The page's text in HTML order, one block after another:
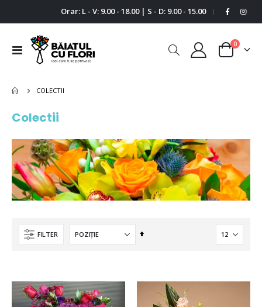
Orar: L - V: 9.00 - 18.00 | S - D: 9.00 - 15.00 |
Comutare
Cart
0
COLECTII
Colectii
FILTER
Setați